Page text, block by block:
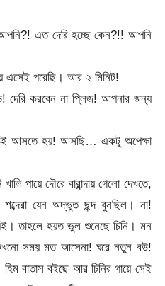
এত দেরি হচ্ছে কেন?!! আপনি
এসেই পরেছি। আর ২ মিনিট!
দেরি করবেন না প্লিজ! আপনার জন্য
আসতে হয়! আসছি… একটু অপেক্ষা
পায়ে দৌরে বারান্দায় গেলো দেখতে,
যেন অদ্ভুত ছন্দ বুনছিল। না!
তাহলে হয়ত ভুল শুনেছে চিনি। মন
কখনো সময় মত আসেনা! ঘরে নতুন বউ!
বাতাস বইছে আর চিনির গায়ে সেই